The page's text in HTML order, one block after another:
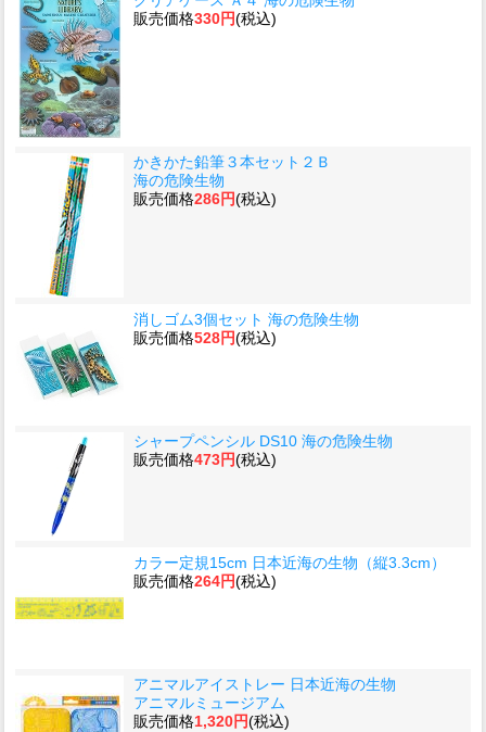
販売価格330円(税込)
かきかた鉛筆３本セット２Ｂ
海の危険生物
販売価格286円(税込)
消しゴム3個セット 海の危険生物
販売価格528円(税込)
シャープペンシル DS10 海の危険生物
販売価格473円(税込)
カラー定規15cm 日本近海の生物（縦3.3cm）
販売価格264円(税込)
アニマルアイストレー 日本近海の生物
アニマルミュージアム
販売価格1,320円(税込)